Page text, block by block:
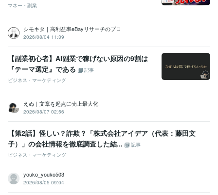
マネー・副業
シモキタ｜高利益率eBayリサーチのプロ
2026/08/04 11:39
【副業初心者】AI副業で稼げない原因の9割は
『テーマ選定』である
記事
ビジネス・マーケティング
えぬ｜文章を起点に売上最大化
2026/08/07 02:56
【第2話】怪しい？詐欺？「株式会社アイデア（代表：藤田文
子）」の会社情報を徹底調査した結...
記事
ビジネス・マーケティング
youko_youko503
2026/08/05 09:04